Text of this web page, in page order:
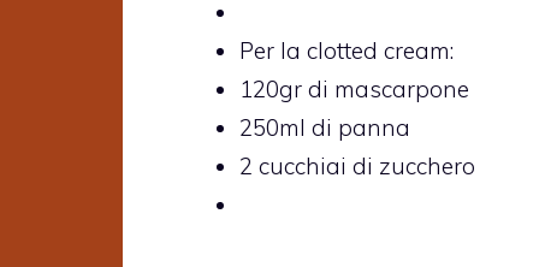
Per la clotted cream:
120gr di mascarpone
250ml di panna
2 cucchiai di zucchero